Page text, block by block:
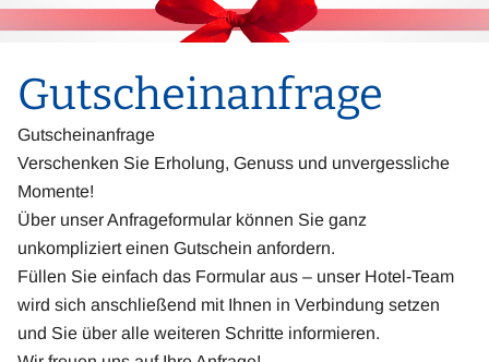
Gutscheinanfrage
Gutscheinanfrage
Verschenken Sie Erholung, Genuss und unvergessliche
Momente!
Über unser Anfrageformular können Sie ganz
unkompliziert einen Gutschein anfordern.
Füllen Sie einfach das Formular aus – unser Hotel-Team
wird sich anschließend mit Ihnen in Verbindung setzen
und Sie über alle weiteren Schritte informieren.